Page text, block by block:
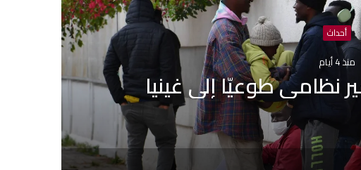
عربي ودولي
منذ 4 أيام
تطالب المغرب بالتحقيق في
اجتياح حدود سبتة